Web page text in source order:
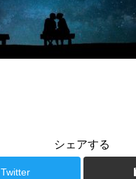
シェアする
Twitter